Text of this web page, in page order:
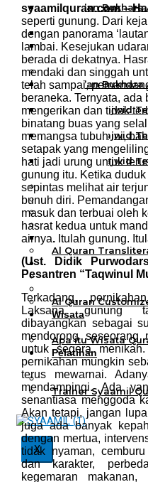
Al-Qur’an Bukhara
Harian
Al Quran Haji
Mushaf Tilawah
Al Quran Terjemah
Al Quran Tajwid
Al-Qur’an Bukhara
Harian
Al Quran Tajwid
Bukhara A6
Al Quran Tajwid
Bukhara A5
Al Quran Tajwid
Bukhara B5
Al Quran Spesial
Al Quran Spesial
Al Quran
Al Quran Tilawah
Mushaf Tilawah
Al Quran
Kemitraan
Rumah Syaamil
Al Quran
Wisata
Quran
Apa itu Wisata
Pelatihan
Kequranan
Apa itu Pelatihan
Trainer Syaamil
X
syaamilquran.com –
seperti gunung. Dari
dengan panorama
lambai. Kesejukan
berada di dekatnya.
mendaki dan singgah
telah sampai,
beraneka. Ternyata,
mengerikan dan tidak
binatang buas yang
memangsa tubuh ini,
setapak yang
hati jadi urung untuk
gunung itu. Ketika
sepintas melihat air
bunuh diri.
masuk dan terbuai oleh
hasrat kedua untuk
airnya. Itulah gunung.
(Ust. Didik
Pesantren “Taqwinul
Terkadang,
Laksana gunung
dibayangkan sebagai
mendorong seseorang
untuk segera
pernikahan mungkin
terus mewarnai.
mendampingi. Ada
senantiasa menggoda
Akan tetapi, jangan
juga ada banyak
dengan mertua,
tidak nyaman,
dan karakter,
kegemaran